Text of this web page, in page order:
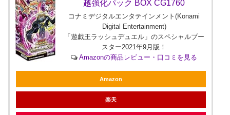
越強化パック BOX CG1760
コナミデジタルエンタテインメント(Konami
Digital Entertainment)
「遊戯王ラッシュデュエル」のスペシャルブー
スター2021年9月版！
Amazonの商品レビュー・口コミを見る
Amazon
楽天